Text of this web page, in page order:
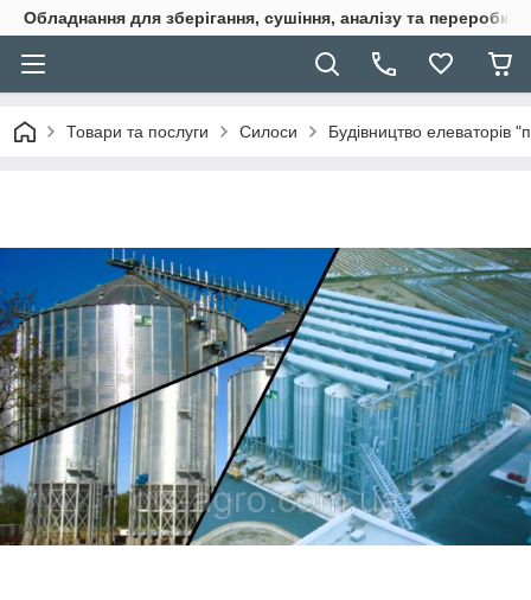
Обладнання для зберігання, сушіння, аналізу та переробки
Товари та послуги Силоси Будівництво елеваторів